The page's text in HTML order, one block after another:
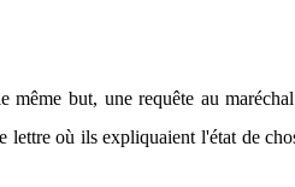
but, une requête au
où ils expliquaient l'état de